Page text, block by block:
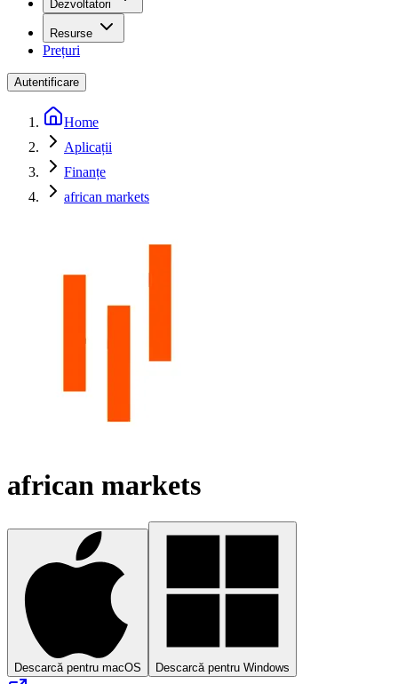
Dezvoltatori
Resurse
Prețuri
Autentificare
Home
Aplicații
Finanțe
african markets
african markets
Descarcă pentru macOS Descarcă pentru Windows